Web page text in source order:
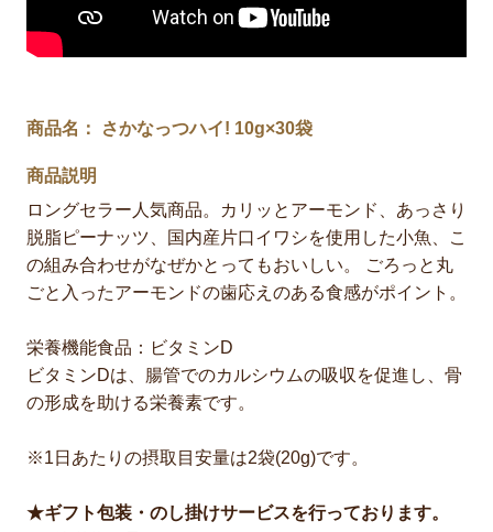
商品名： さかなっつハイ! 10g×30袋
商品説明
ロングセラー人気商品。カリッとアーモンド、あっさり
脱脂ピーナッツ、国内産片口イワシを使用した小魚、こ
の組み合わせがなぜかとってもおいしい。 ごろっと丸
ごと入ったアーモンドの歯応えのある食感がポイント。
栄養機能食品：ビタミンD
ビタミンDは、腸管でのカルシウムの吸収を促進し、骨
の形成を助ける栄養素です。
※1日あたりの摂取目安量は2袋(20g)です。
★ギフト包装・のし掛けサービスを行っております。